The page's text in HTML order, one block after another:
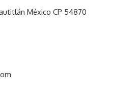
México CP 54870